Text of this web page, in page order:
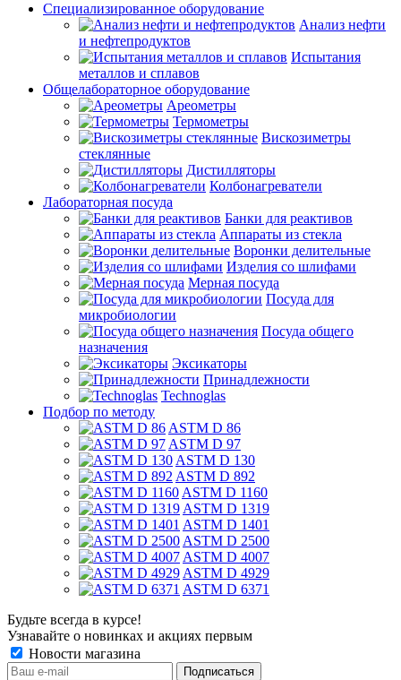
Специализированное оборудование
Анализ нефти
и нефтепродуктов
Испытания
металлов и сплавов
Общелабораторное оборудование
Ареометры
Термометры
Вискозиметры
стеклянные
Дистилляторы
Колбонагреватели
Лабораторная посуда
Банки для реактивов
Аппараты из стекла
Воронки делительные
Изделия со шлифами
Мерная посуда
Посуда для
микробиологии
Посуда общего
назначения
Эксикаторы
Принадлежности
Technoglas
Подбор по методу
ASTM D 86
ASTM D 97
ASTM D 130
ASTM D 892
ASTM D 1160
ASTM D 1319
ASTM D 1401
ASTM D 2500
ASTM D 4007
ASTM D 4929
ASTM D 6371
Будьте всегда в курсе!
Узнавайте о новинках и акциях первым
Новости магазина